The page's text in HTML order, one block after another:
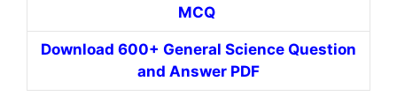
MCQ
Download 600+ General Science Question
and Answer PDF